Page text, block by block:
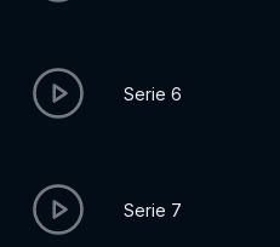
Serie 6
Serie 7